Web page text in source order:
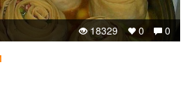
0
0
18329